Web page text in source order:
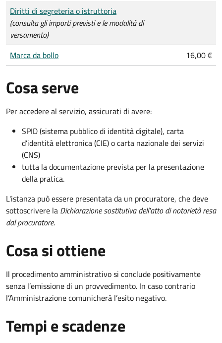
Tipo di pagamento
Importo
Diritti di segreteria o istruttoria
(consulta gli importi previsti e le modalità di
versamento)
Marca da bollo
16,00 €
Cosa serve
Per accedere al servizio, assicurati di avere:
SPID (sistema pubblico di identità digitale), carta
d’identità elettronica (CIE) o carta nazionale dei servizi
(CNS)
tutta la documentazione prevista per la presentazione
della pratica.
L'istanza può essere presentata da un procuratore, che deve
sottoscrivere la Dichiarazione sostitutiva dell'atto di notorietà resa
dal procuratore.
Cosa si ottiene
Il procedimento amministrativo si conclude positivamente
senza l’emissione di un provvedimento. In caso contrario
l’Amministrazione comunicherà l’esito negativo.
Tempi e scadenze